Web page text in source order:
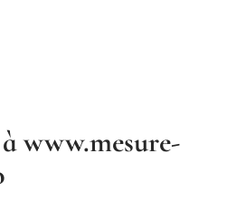
www.mesure-